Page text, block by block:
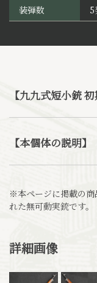
装弾数
5
【九九式短小銃
【本個体の説明】
※本ページに掲載の商
れた無可動実銃です。
詳細画像